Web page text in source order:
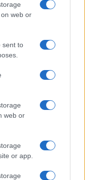
web or
sent to
web or
or app.
il tempo in
vacanza salva 6
no-stop a Olbia fino